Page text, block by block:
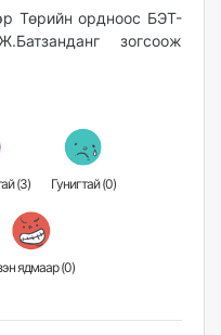
Төрийн ордноос БЭТ-
зогсоож
Гайхамшигтай (3) Гунигтай (0)
Үзэн ядмаар (0)